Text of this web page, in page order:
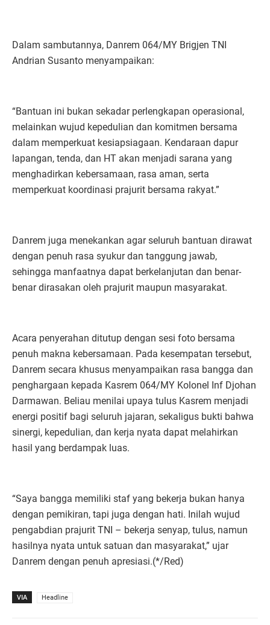
Dalam sambutannya, Danrem 064/MY Brigjen TNI
Andrian Susanto menyampaikan:
“Bantuan ini bukan sekadar perlengkapan operasional,
melainkan wujud kepedulian dan komitmen bersama
dalam memperkuat kesiapsiagaan. Kendaraan dapur
lapangan, tenda, dan HT akan menjadi sarana yang
menghadirkan kebersamaan, rasa aman, serta
memperkuat koordinasi prajurit bersama rakyat.”
Danrem juga menekankan agar seluruh bantuan dirawat
dengan penuh rasa syukur dan tanggung jawab,
sehingga manfaatnya dapat berkelanjutan dan benar-
benar dirasakan oleh prajurit maupun masyarakat.
Acara penyerahan ditutup dengan sesi foto bersama
penuh makna kebersamaan. Pada kesempatan tersebut,
Danrem secara khusus menyampaikan rasa bangga dan
penghargaan kepada Kasrem 064/MY Kolonel Inf Djohan
Darmawan. Beliau menilai upaya tulus Kasrem menjadi
energi positif bagi seluruh jajaran, sekaligus bukti bahwa
sinergi, kepedulian, dan kerja nyata dapat melahirkan
hasil yang berdampak luas.
“Saya bangga memiliki staf yang bekerja bukan hanya
dengan pemikiran, tapi juga dengan hati. Inilah wujud
pengabdian prajurit TNI – bekerja senyap, tulus, namun
hasilnya nyata untuk satuan dan masyarakat,” ujar
Danrem dengan penuh apresiasi.(*/Red)
VIA Headline